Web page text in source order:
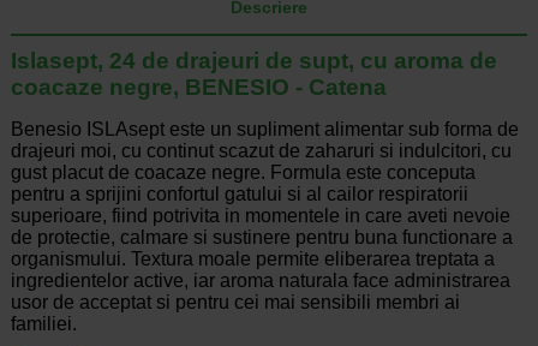
Descriere
Islasept, 24 de drajeuri de supt, cu aroma de
coacaze negre, BENESIO - Catena
Benesio ISLAsept este un supliment alimentar sub forma de
drajeuri moi, cu continut scazut de zaharuri si indulcitori, cu
gust placut de coacaze negre. Formula este conceputa
pentru a sprijini confortul gatului si al cailor respiratorii
superioare, fiind potrivita in momentele in care aveti nevoie
de protectie, calmare si sustinere pentru buna functionare a
organismului. Textura moale permite eliberarea treptata a
ingredientelor active, iar aroma naturala face administrarea
usor de acceptat si pentru cei mai sensibili membri ai
familiei.